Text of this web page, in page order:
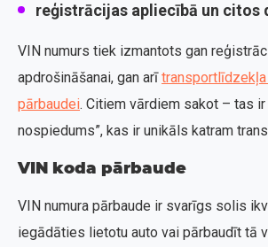
reģistrācijas apliecībā un citos
VIN numurs tiek izmantots gan
apdrošināšanai, gan arī
pārbaudei. Citiem vārdiem sakot – tas ir
nospiedums”, kas ir unikāls katram
VIN koda pārbaude
VIN numura pārbaude ir svarīgs solis
iegādāties lietotu auto vai pārbaudīt tā